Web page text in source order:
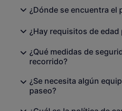
público. El acceso a nuestras
privadas y miradores
condiciones meteorológicas y
*Ten en cuenta que hacemos
meteorológicas) y que no se
cancelación en caso de lluvia
cancelemos (es decir,
carreteras o valle glaciar
¿Dónde se encuentra el
¿Hay requisitos de
¿Qué medidas de
recorrido?
¿Se necesita algún
paseo?